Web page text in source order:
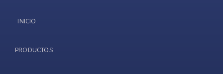
INICIO
PRODUCTOS